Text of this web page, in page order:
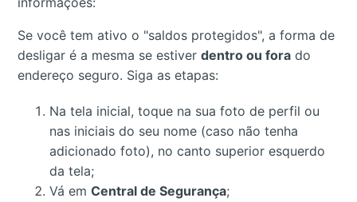
Se você tem ativo o "saldos protegidos", a forma de
desligar é a mesma se estiverdentro ou fora do
endereço seguro. Siga as etapas:
Na tela inicial, toque na sua foto de perfil ou
nas iniciais do seu nome (caso não tenha
adicionado foto), no canto superior esquerdo
da tela;
Vá emCentral de Segurança;